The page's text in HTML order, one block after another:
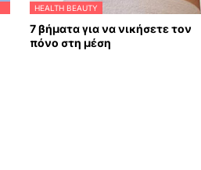
HEALTH BEAUTY
7 βήματα για να νικήσετε τον
πόνο στη μέση